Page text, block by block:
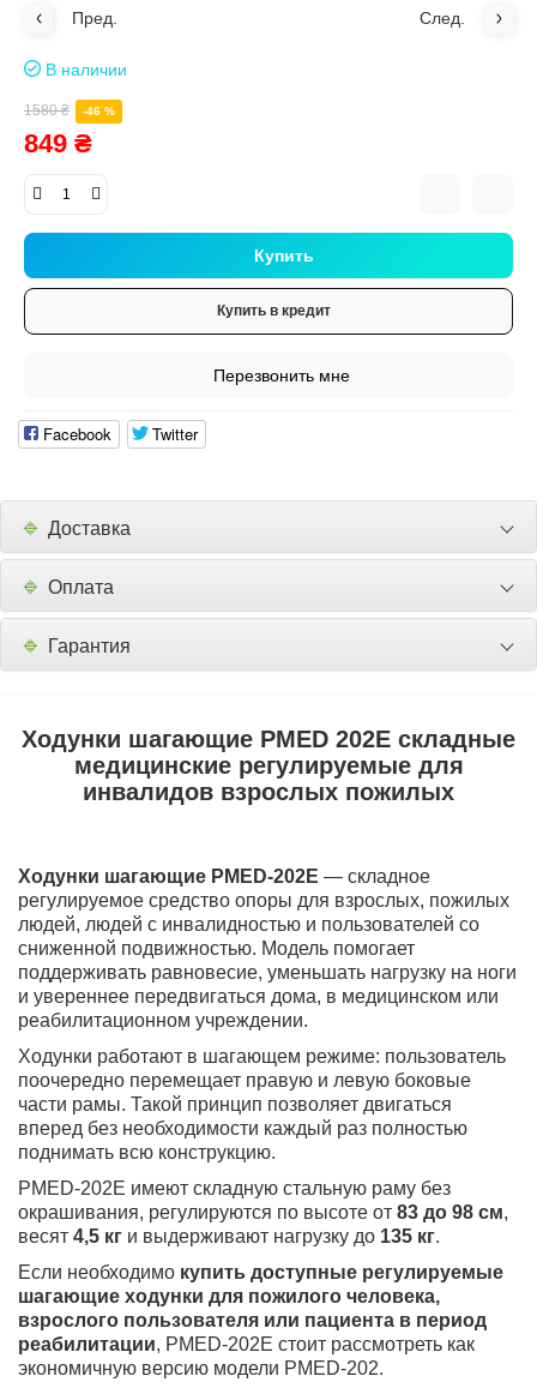
Пред. След.
В наличии
1580 ₴ -46 %
849 ₴
Купить
Купить в кредит
Перезвонить мне
Facebook Twitter
🔹 Доставка
🔹 Оплата
🔹 Гарантия
Ходунки шагающие PMED 202E складные
медицинские регулируемые для
инвалидов взрослых пожилых
Ходунки шагающие PMED-202E — складное
регулируемое средство опоры для взрослых, пожилых
людей, людей с инвалидностью и пользователей со
сниженной подвижностью. Модель помогает
поддерживать равновесие, уменьшать нагрузку на ноги
и увереннее передвигаться дома, в медицинском или
реабилитационном учреждении.
Ходунки работают в шагающем режиме: пользователь
поочередно перемещает правую и левую боковые
части рамы. Такой принцип позволяет двигаться
вперед без необходимости каждый раз полностью
поднимать всю конструкцию.
PMED-202E имеют складную стальную раму без
окрашивания, регулируются по высоте от 83 до 98 см,
весят 4,5 кг и выдерживают нагрузку до 135 кг.
Если необходимо купить доступные регулируемые
шагающие ходунки для пожилого человека,
взрослого пользователя или пациента в период
реабилитации, PMED-202E стоит рассмотреть как
экономичную версию модели PMED-202.